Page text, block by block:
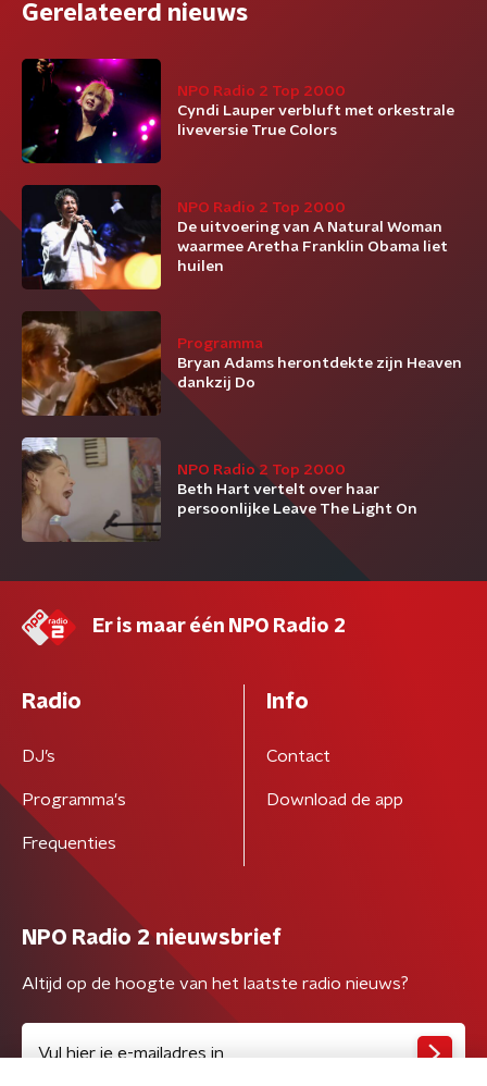
Gerelateerd nieuws
NPO Radio 2 Top 2000
Cyndi Lauper verbluft met orkestrale
liveversie True Colors
NPO Radio 2 Top 2000
De uitvoering van A Natural Woman
waarmee Aretha Franklin Obama liet
huilen
Programma
Bryan Adams herontdekte zijn Heaven
dankzij Do
NPO Radio 2 Top 2000
Beth Hart vertelt over haar
persoonlijke Leave The Light On
Er is maar één NPO Radio 2
Radio
DJ’s
Programma's
Frequenties
Info
Contact
Download de app
NPO Radio 2 nieuwsbrief
Altijd op de hoogte van het laatste radio nieuws?